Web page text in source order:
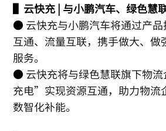
▌云快充 | 与小鹏汽车、绿色慧
● 云快充与小鹏汽车将通过产
互通、流量互联，携手做大、做
服务。
● 云快充将与绿色慧联旗下物
充电”实现资源互通，助力物流
数智化补能。